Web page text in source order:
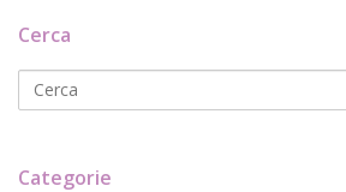
Cerca
Categorie